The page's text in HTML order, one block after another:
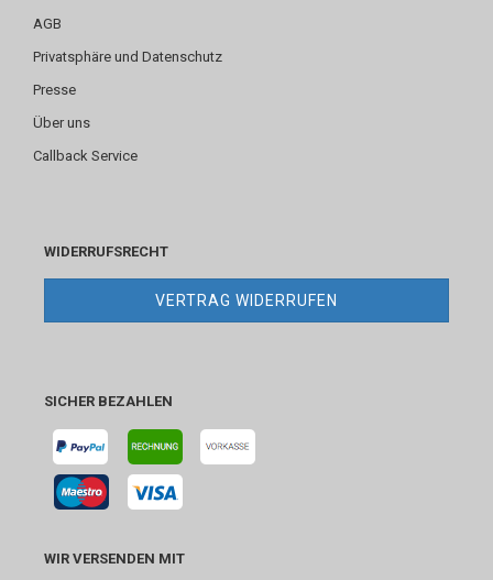
AGB
Privatsphäre und Datenschutz
Presse
Über uns
Callback Service
WIDERRUFSRECHT
VERTRAG WIDERRUFEN
SICHER BEZAHLEN
WIR VERSENDEN MIT